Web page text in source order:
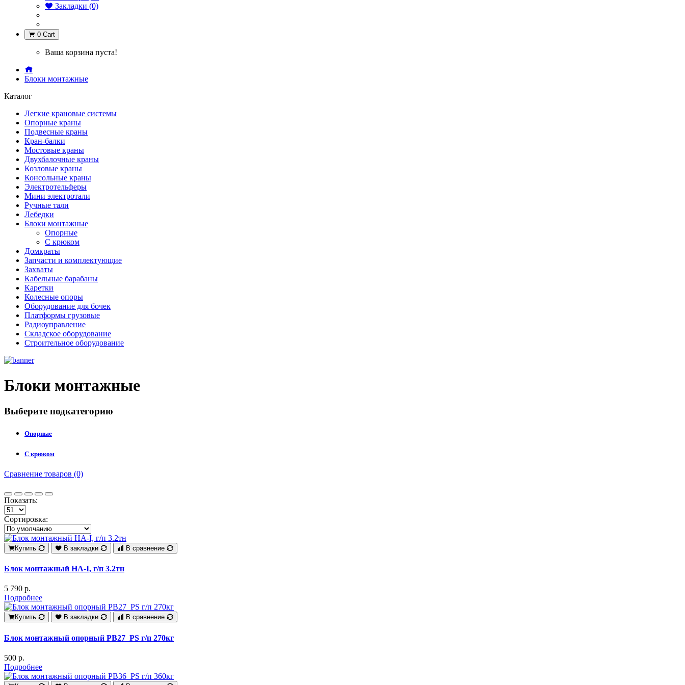
Закладки (0)
0 Cart
Ваша корзина пуста!
Блоки монтажные
Каталог
Легкие крановые системы
Опорные краны
Подвесные краны
Кран-балки
Мостовые краны
Двухбалочные краны
Козловые краны
Консольные краны
Электротельферы
Мини электротали
Ручные тали
Лебедки
Блоки монтажные
Опорные
С крюком
Домкраты
Запчасти и комплектующие
Захваты
Кабельные барабаны
Каретки
Колесные опоры
Оборудование для бочек
Платформы грузовые
Радиоуправление
Складское оборудование
Строительное оборудование
Блоки монтажные
Выберите подкатегорию
Опорные
С крюком
Сравнение товаров (0)
Показать:
Сортировка:
Купить В закладки В сравнение
Блок монтажный HA-I, г/п 3.2тн
5 790 р.
Подробнее
Купить В закладки В сравнение
Блок монтажный опорный PB27_PS г/п 270кг
500 р.
Подробнее